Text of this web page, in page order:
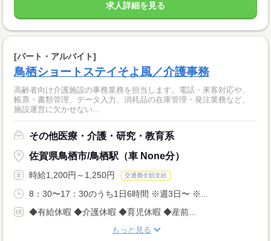
求人詳細を見る
[パート・アルバイト]
鳥栖ショートステイそよ風／介護事務
高齢者向け介護施設の事務業務を担当します。電話・来客対応や、
帳票・書類管理、データ入力、消耗品の在庫管理・発注業務など、
施設運営に欠かせない...
その他医療・介護・研究・教育系
佐賀県鳥栖市/鳥栖駅（車 None分）
時給1,200円～1,250円 交通費全額支給
8：30〜17：30のうち1日6時間 ※週3日〜 ※...
◆有給休暇 ◆介護休暇 ◆育児休暇 ◆産前...
もっと見る